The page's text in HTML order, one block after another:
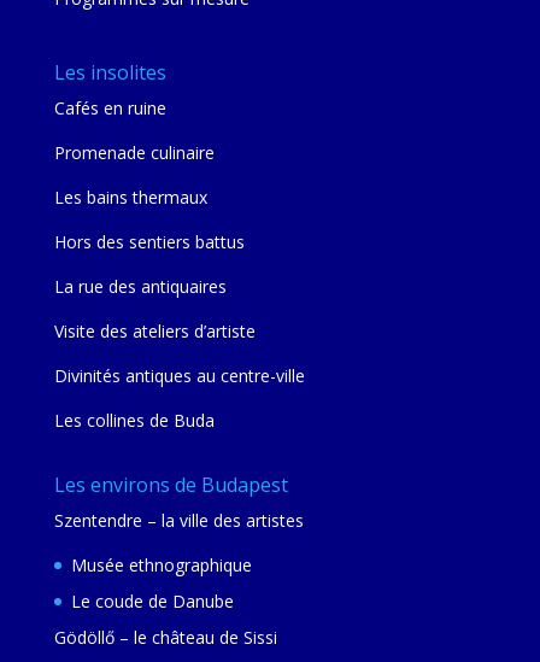
Les insolites
Cafés en ruine
Promenade culinaire
Les bains thermaux
Hors des sentiers battus
La rue des antiquaires
Visite des ateliers d’artiste
Divinités antiques au centre-ville
Les collines de Buda
Les environs de Budapest
Szentendre – la ville des artistes
Musée ethnographique
Le coude de Danube
Gödöllő – le château de Sissi